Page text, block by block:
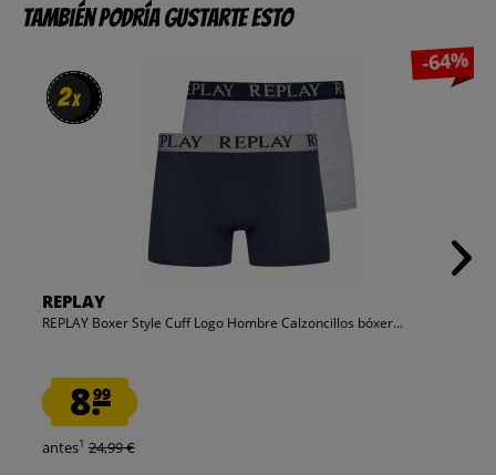
También podría gustarte esto
2x
2x
-64%
REPLAY
REPLAY Boxer Style Cuff Logo Hombre Calzoncillos bóxer...
8.99
antes1 24,99 €